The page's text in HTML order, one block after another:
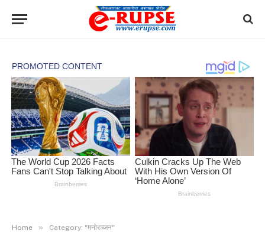
Home » Category: "मनोरञ्जन"